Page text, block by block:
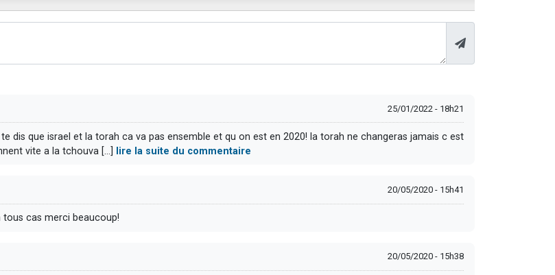
25/01/2022 - 18h21
dis que israel et la torah ca va pas ensemble et qu on est en 2020! la torah ne changeras jamais c est
vite a la tchouva [...]
lire la suite du commentaire
20/05/2020 - 15h41
tous cas merci beaucoup!
20/05/2020 - 15h38